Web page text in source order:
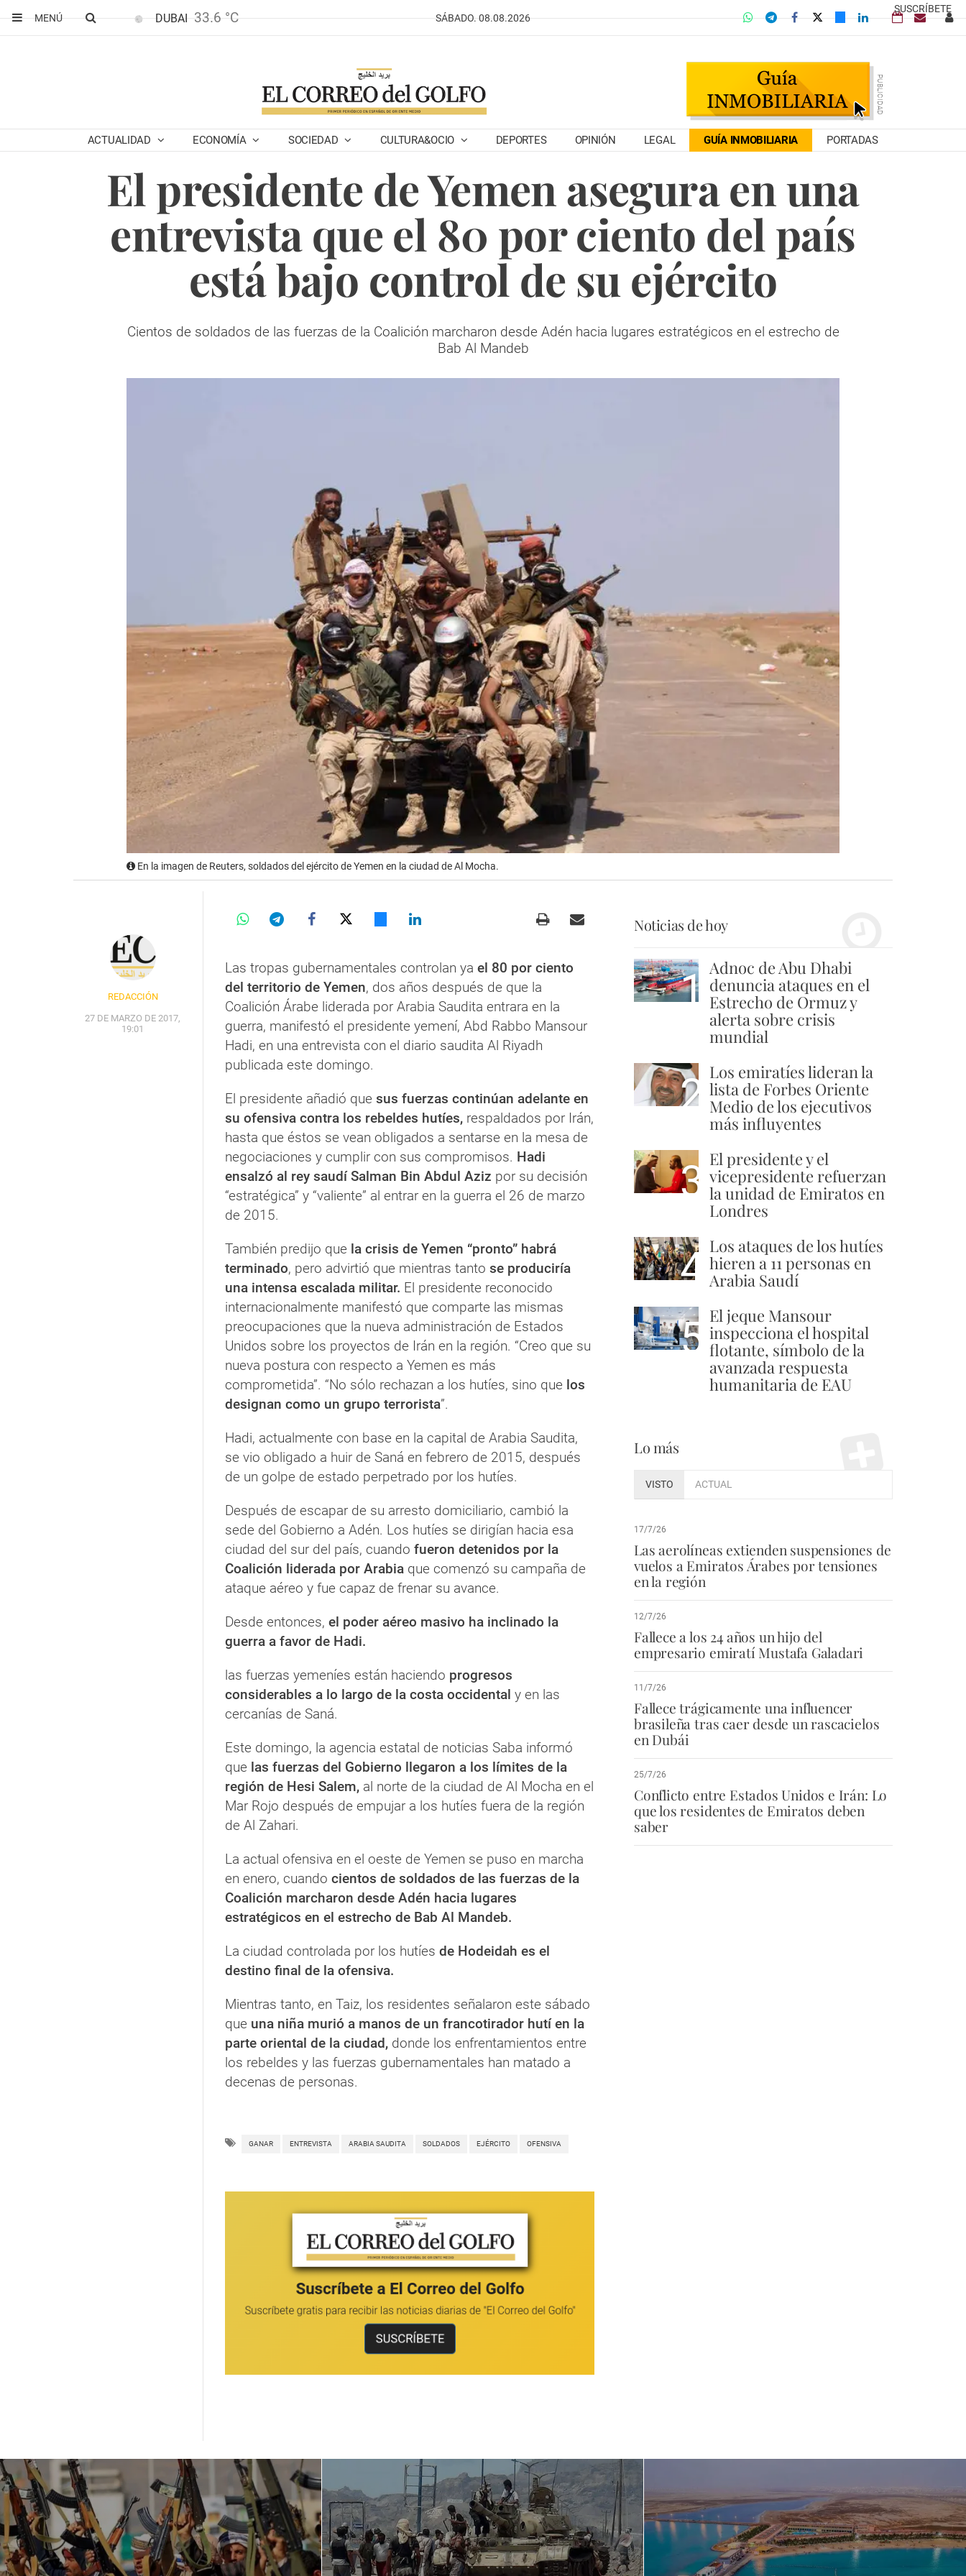
SUSCRÍBETE
MENÚ
DUBAI 33.6 °C SÁBADO. 08.08.2026
ACTUALIDAD ECONOMÍA SOCIEDAD CULTURA&OCIO DEPORTES OPINIÓN LEGAL GUÍA INMOBILIARIA PORTADAS
El presidente de Yemen asegura en una
entrevista que el 80 por ciento del país
está bajo control de su ejército
Cientos de soldados de las fuerzas de la Coalición marcharon desde Adén hacia lugares estratégicos en el estrecho de
Bab Al Mandeb
En la imagen de Reuters, soldados del ejército de Yemen en la ciudad de Al Mocha.
REDACCIÓN
27 DE MARZO DE 2017,
19:01
Las tropas gubernamentales controlan ya el 80 por ciento
del territorio de Yemen, dos años después de que la
Coalición Árabe liderada por Arabia Saudita entrara en la
guerra, manifestó el presidente yemení, Abd Rabbo Mansour
Hadi, en una entrevista con el diario saudita Al Riyadh
publicada este domingo.
El presidente añadió que sus fuerzas continúan adelante en
su ofensiva contra los rebeldes hutíes, respaldados por Irán,
hasta que éstos se vean obligados a sentarse en la mesa de
negociaciones y cumplir con sus compromisos. Hadi
ensalzó al rey saudí Salman Bin Abdul Aziz por su decisión
“estratégica” y “valiente” al entrar en la guerra el 26 de marzo
de 2015.
También predijo que la crisis de Yemen “pronto” habrá
terminado, pero advirtió que mientras tanto se produciría
una intensa escalada militar. El presidente reconocido
internacionalmente manifestó que comparte las mismas
preocupaciones que la nueva administración de Estados
Unidos sobre los proyectos de Irán en la región. “Creo que su
nueva postura con respecto a Yemen es más
comprometida”. “No sólo rechazan a los hutíes, sino que los
designan como un grupo terrorista”.
Hadi, actualmente con base en la capital de Arabia Saudita,
se vio obligado a huir de Saná en febrero de 2015, después
de un golpe de estado perpetrado por los hutíes.
Después de escapar de su arresto domiciliario, cambió la
sede del Gobierno a Adén. Los hutíes se dirigían hacia esa
ciudad del sur del país, cuando fueron detenidos por la
Coalición liderada por Arabia que comenzó su campaña de
ataque aéreo y fue capaz de frenar su avance.
Desde entonces, el poder aéreo masivo ha inclinado la
guerra a favor de Hadi.
las fuerzas yemeníes están haciendo progresos
considerables a lo largo de la costa occidental y en las
cercanías de Saná.
Este domingo, la agencia estatal de noticias Saba informó
que las fuerzas del Gobierno llegaron a los límites de la
región de Hesi Salem, al norte de la ciudad de Al Mocha en el
Mar Rojo después de empujar a los hutíes fuera de la región
de Al Zahari.
La actual ofensiva en el oeste de Yemen se puso en marcha
en enero, cuando cientos de soldados de las fuerzas de la
Coalición marcharon desde Adén hacia lugares
estratégicos en el estrecho de Bab Al Mandeb.
La ciudad controlada por los hutíes de Hodeidah es el
destino final de la ofensiva.
Mientras tanto, en Taiz, los residentes señalaron este sábado
que una niña murió a manos de un francotirador hutí en la
parte oriental de la ciudad, donde los enfrentamientos entre
los rebeldes y las fuerzas gubernamentales han matado a
decenas de personas.
GANAR ENTREVISTA ARABIA SAUDITA SOLDADOS EJÉRCITO OFENSIVA
Noticias de hoy
1 Adnoc de Abu Dhabi
denuncia ataques en el
Estrecho de Ormuz y
alerta sobre crisis
mundial
2 Los emiratíes lideran la
lista de Forbes Oriente
Medio de los ejecutivos
más influyentes
3 El presidente y el
vicepresidente refuerzan
la unidad de Emiratos en
Londres
4 Los ataques de los hutíes
hieren a 11 personas en
Arabia Saudí
5 El jeque Mansour
inspecciona el hospital
flotante, símbolo de la
avanzada respuesta
humanitaria de EAU
Lo más
VISTO ACTUAL
17/7/26
Las aerolíneas extienden suspensiones de
vuelos a Emiratos Árabes por tensiones
en la región
12/7/26
Fallece a los 24 años un hijo del
empresario emiratí Mustafa Galadari
11/7/26
Fallece trágicamente una influencer
brasileña tras caer desde un rascacielos
en Dubái
25/7/26
Conflicto entre Estados Unidos e Irán: Lo
que los residentes de Emiratos deben
saber